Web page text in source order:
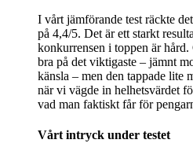
I vårt jämförande test räckte
på 4,4/5. Det är ett starkt
konkurrensen i toppen är
bra på det viktigaste – jämnt
känsla – men den tappade lite
när vi vägde in helhetsvärdet
vad man faktiskt får för
Vårt intryck under testet